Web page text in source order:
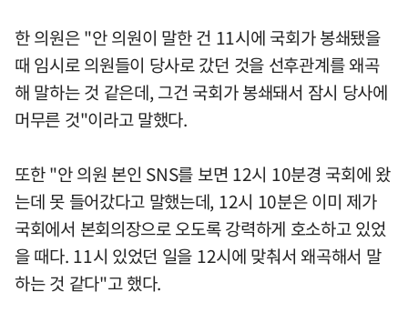
한 의원은 "안 의원이 말한 건 11시에 국회가 봉쇄됐을
때 임시로 의원들이 당사로 갔던 것을 선후관계를 왜곡
해 말하는 것 같은데, 그건 국회가 봉쇄돼서 잠시 당사에
머무른 것"이라고 말했다.
또한 "안 의원 본인 SNS를 보면 12시 10분경 국회에 왔
는데 못 들어갔다고 말했는데, 12시 10분은 이미 제가
국회에서 본회의장으로 오도록 강력하게 호소하고 있었
을 때다. 11시 있었던 일을 12시에 맞춰서 왜곡해서 말
하는 것 같다"고 했다.